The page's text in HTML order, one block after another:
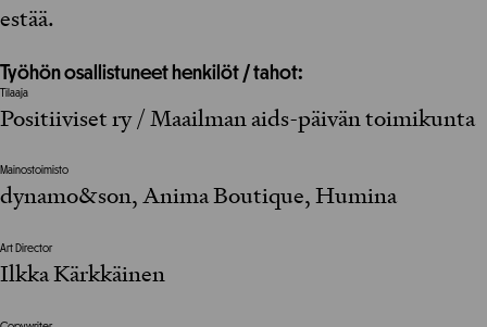
estää.
Työhön osallistuneet henkilöt / tahot:
Tilaaja
Positiiviset ry / Maailman aids-päivän toimikunta
Mainostoimisto
dynamo&son, Anima Boutique, Humina
Art Director
Ilkka Kärkkäinen